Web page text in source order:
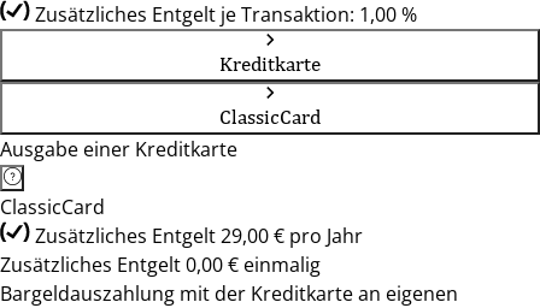
Zusätzliches Entgelt je Transaktion: 1,00 %
Kreditkarte
ClassicCard
Ausgabe einer Kreditkarte
ClassicCard
Zusätzliches Entgelt 29,00 € pro Jahr
Zusätzliches Entgelt 0,00 € einmalig
Bargeldauszahlung mit der Kreditkarte an eigenen